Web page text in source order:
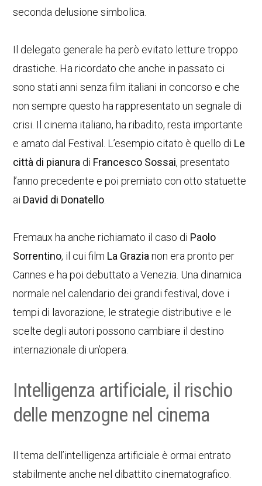
seconda delusione simbolica.
Il delegato generale ha però evitato letture troppo
drastiche. Ha ricordato che anche in passato ci
sono stati anni senza film italiani in concorso e che
non sempre questo ha rappresentato un segnale di
crisi. Il cinema italiano, ha ribadito, resta importante
e amato dal Festival. L’esempio citato è quello di Le
città di pianura di Francesco Sossai, presentato
l’anno precedente e poi premiato con otto statuette
ai David di Donatello
Fremaux ha anche richiamato il caso di Paolo
Sorrentino, il cui film La Grazia non era pronto per
Cannes e ha poi debuttato a Venezia. Una dinamica
normale nel calendario dei grandi festival, dove i
tempi di lavorazione, le strategie distributive e le
scelte degli autori possono cambiare il destino
internazionale di un’opera.
Intelligenza artificiale, il rischio
delle menzogne nel cinema
Il tema dell’intelligenza artificiale è ormai entrato
stabilmente anche nel dibattito cinematografico.